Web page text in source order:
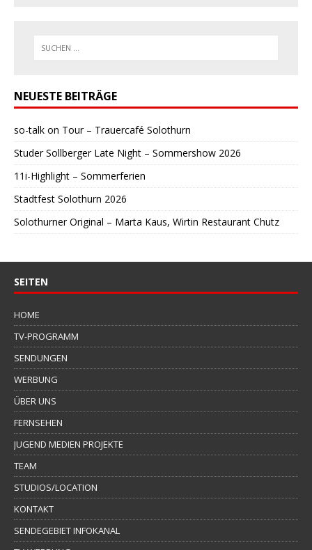
NEUESTE BEITRÄGE
so-talk on Tour – Trauercafé Solothurn
Studer Sollberger Late Night – Sommershow 2026
11i-Highlight – Sommerferien
Stadtfest Solothurn 2026
Solothurner Original – Marta Kaus, Wirtin Restaurant Chutz
SEITEN
HOME
TV-PROGRAMM
SENDUNGEN
WERBUNG
ÜBER UNS
FERNSEHEN
JUGEND MEDIEN PROJEKTE
TEAM
STUDIOS/LOCATION
KONTAKT
SENDEGEBIET INFOKANAL